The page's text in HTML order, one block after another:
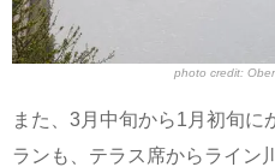
photo credit:
また、3月中旬から1月初旬に
ランも、テラス席からライン